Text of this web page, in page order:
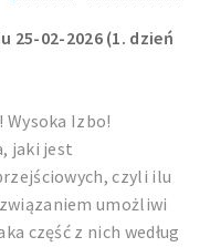
25-02-2026 (1. dzień
Wysoka Izbo!
jaki jest
czyli ilu
umożliwi
część z nich według